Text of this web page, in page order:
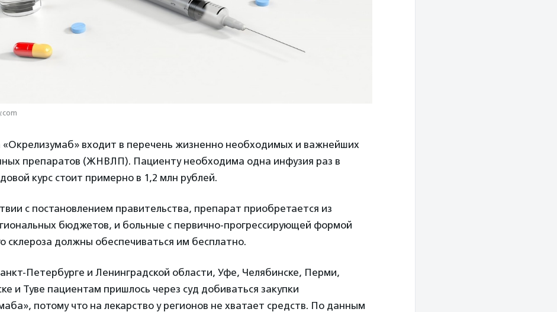
«Окрелизумаб» входит в перечень жизненно необходимых и важнейших
препаратов (ЖНВЛП). Пациенту необходима одна инфузия раз в
курс стоит примерно в 1,2 млн рублей.
с постановлением правительства, препарат приобретается из
бюджетов, и больные с первично-прогрессирующей формой
склероза должны обеспечиваться им бесплатно.
Петербурге и Ленинградской области, Уфе, Челябинске, Перми,
и Туве пациентам пришлось через суд добиваться закупки
потому что на лекарство у регионов не хватает средств. По данным